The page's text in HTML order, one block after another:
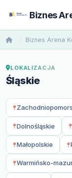
Biznes
Biznes Arena
LOKALIZACJA
Śląskie
Dolnośląskie
Małopolskie
Warmińsko-